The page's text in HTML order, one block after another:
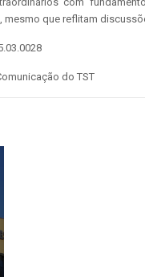
mesmo que reflitam
do TST